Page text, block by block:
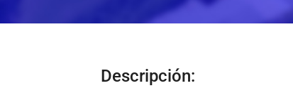
Descripción: